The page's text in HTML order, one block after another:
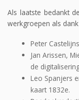
Als laatste bedankt
werkgroepen als
Peter
Jan Arissen,
de
Leo Spanjers
kaart 1832e.